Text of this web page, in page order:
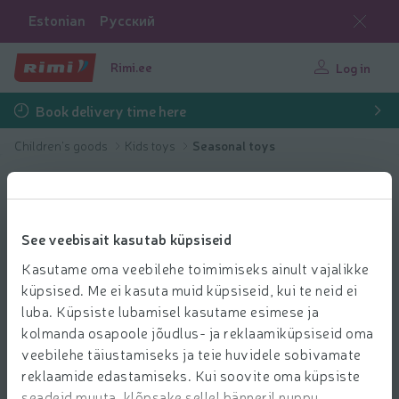
See veebisait kasutab küpsiseid
Kasutame oma veebilehe toimimiseks ainult vajalikke
küpsised. Me ei kasuta muid küpsiseid, kui te neid ei
luba. Küpsiste lubamisel kasutame esimese ja
kolmanda osapoole jõudlus- ja reklaamiküpsiseid oma
veebilehe täiustamiseks ja teie huvidele sobivamate
reklaamide edastamiseks. Kui soovite oma küpsiste
Estonian Русский
Rimi.ee Log in
Book delivery time here
Children's goods Kids toys Seasonal toys